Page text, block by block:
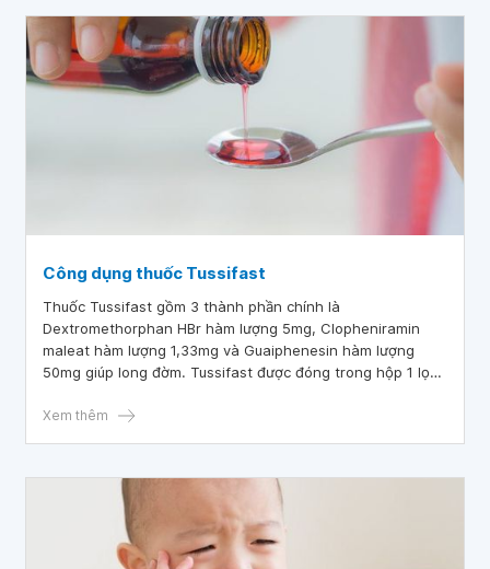
Công dụng thuốc Tussifast
Thuốc Tussifast gồm 3 thành phần chính là
Dextromethorphan HBr hàm lượng 5mg, Clopheniramin
maleat hàm lượng 1,33mg và Guaiphenesin hàm lượng
50mg giúp long đờm. Tussifast được đóng trong hộp 1 lọ
tháng kể từ ngày sản xuất.
Xem thêm